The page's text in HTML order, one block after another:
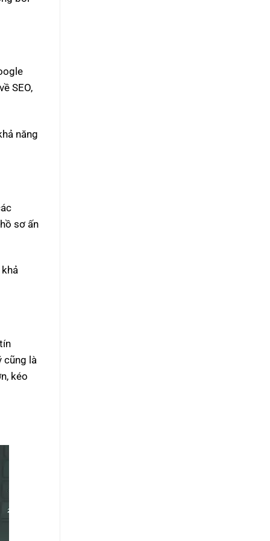
SEO,
năng
sơ ấn
cũng là
kéo